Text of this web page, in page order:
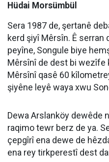
Hüdai Morsümbül
Sera 1987 de, şertanê
kerd şiyî Mêrsîn. Ê serran
peyîne, Songule biye
Mêrsînî de dest bi wezîfe
Mêrsînî qasê 60
şiyêne leyê waya xwu
Dewa Arslanköy dewêde
raqimo tewr berz de ya.
çepgîrî ena dewe de
ena rey tirkperestî dest